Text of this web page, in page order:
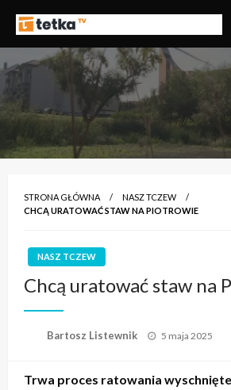
treściTv Tetka Tczew
Tetka Tczew – Twoja lokalna
STRONA GŁÓWNA
NASZ TCZEW
CHCĄ URATOWAĆ STAW NA PIOTROWIE
NASZ TCZEW
Chcą uratować staw na
Bartosz Listewnik
Opublikowane
5 maja 2025
Trwa proces ratowania